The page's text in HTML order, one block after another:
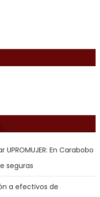
En Carabobo
seguras
a efectivos de